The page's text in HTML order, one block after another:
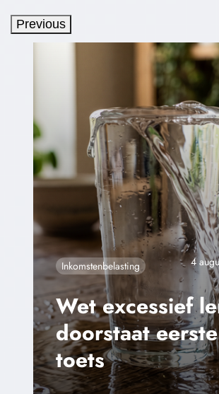
Previous
Inkomstenbelasting 4
Wet excessief
doorstaat eerste
toets